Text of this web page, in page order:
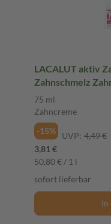
LACALUT aktiv
Zahnschmelz
75 ml
Zahncreme
-15%
UVP: 4,49 €
3,81 €
50,80 € / 1 l
sofort lieferbar
In